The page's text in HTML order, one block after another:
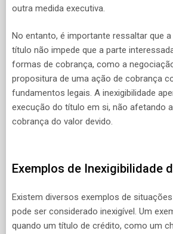
outra medida executiva.
No entanto, é importante ressaltar que a
título não impede que a parte
formas de cobrança, como a
propositura de uma ação de cobrança
fundamentos legais. A inexigibilidade
execução do título em si, não afetando
cobrança do valor devido.
Exemplos de Inexigibilidade
Existem diversos exemplos de
pode ser considerado inexigível. Um
quando um título de crédito, como um